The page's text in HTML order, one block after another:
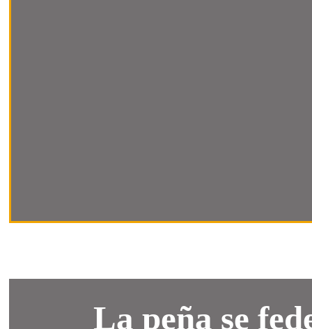
La peña se